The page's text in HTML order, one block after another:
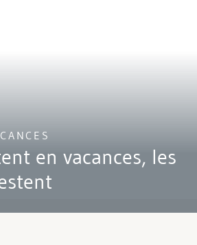
en vacances, les